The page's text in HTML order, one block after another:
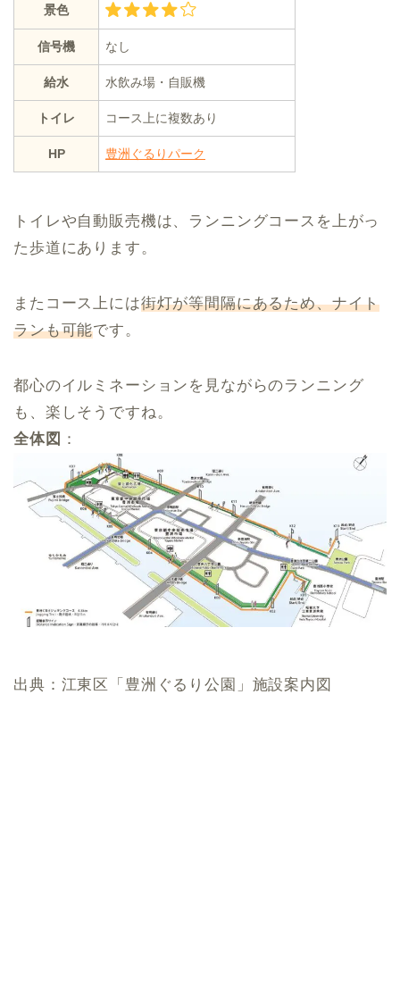
景色
信号機 なし
給水 水飲み場・自販機
トイレ コース上に複数あり
HP 豊洲ぐるりパーク
トイレや自動販売機は、ランニングコースを上がっ
た歩道にあります。
またコース上には街灯が等間隔にあるため、ナイト
ランも可能です。
都心のイルミネーションを見ながらのランニング
も、楽しそうですね。
全体図 ：
出典：江東区「豊洲ぐるり公園」施設案内図